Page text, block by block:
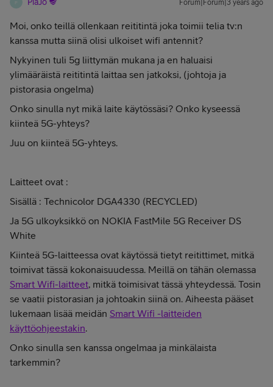
Forum|Forum|3 years ago
Moi, onko teillä ollenkaan reititintä joka toimii telia tv:n
kanssa mutta siinä olisi ulkoiset wifi antennit?
Nykyinen tuli 5g liittymän mukana ja en haluaisi
ylimääräistä reititintä laittaa sen jatkoksi, (johtoja ja
pistorasia ongelma)
Onko sinulla nyt mikä laite käytössäsi? Onko kyseessä
kiinteä 5G-yhteys?
Juu on kiinteä 5G-yhteys.
Laitteet ovat :
Sisällä : Technicolor DGA4330 (RECYCLED)
Ja 5G ulkoyksikkö on NOKIA FastMile 5G Receiver DS
White
Kiinteä 5G-laitteessa ovat käytössä tietyt reitittimet, mitkä
toimivat tässä kokonaisuudessa. Meillä on tähän olemassa
Smart Wifi-laitteet, mitkä toimisivat tässä yhteydessä. Tosin
se vaatii pistorasian ja johtoakin siinä on. Aiheesta pääset
lukemaan lisää meidän Smart Wifi -laitteiden
käyttöohjeestakin.
Onko sinulla sen kanssa ongelmaa ja minkälaista
tarkemmin?